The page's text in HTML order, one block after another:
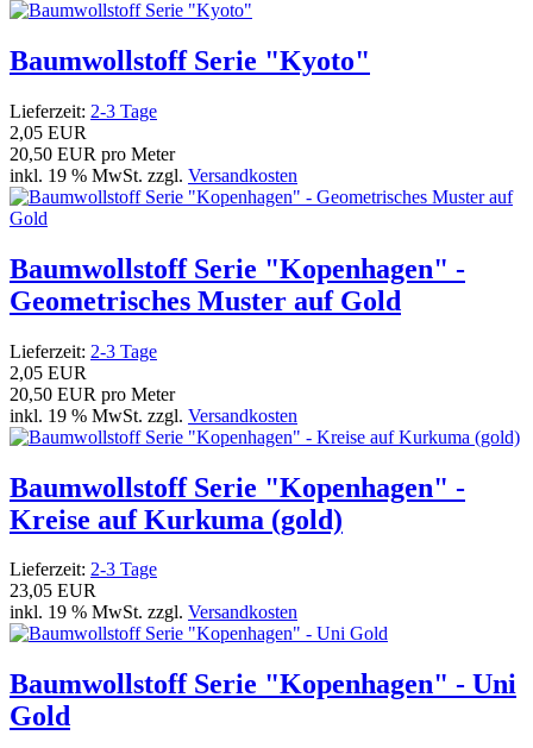
Baumwollstoff Serie "Kyoto"
Lieferzeit: 2-3 Tage
2,05 EUR
20,50 EUR pro Meter
inkl. 19 % MwSt. zzgl. Versandkosten
Baumwollstoff Serie "Kopenhagen" -
Geometrisches Muster auf Gold
Lieferzeit: 2-3 Tage
2,05 EUR
20,50 EUR pro Meter
inkl. 19 % MwSt. zzgl. Versandkosten
Baumwollstoff Serie "Kopenhagen" -
Kreise auf Kurkuma (gold)
Lieferzeit: 2-3 Tage
23,05 EUR
inkl. 19 % MwSt. zzgl. Versandkosten
Baumwollstoff Serie "Kopenhagen" - Uni
Gold